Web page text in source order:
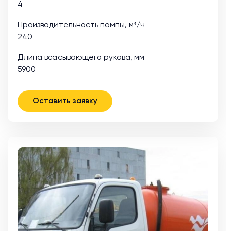
4
Производительность помпы, м³/ч
240
Длина всасывающего рукава, мм
5900
Оставить заявку